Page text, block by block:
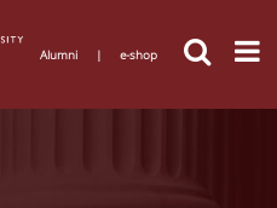
Alumni | e-shop